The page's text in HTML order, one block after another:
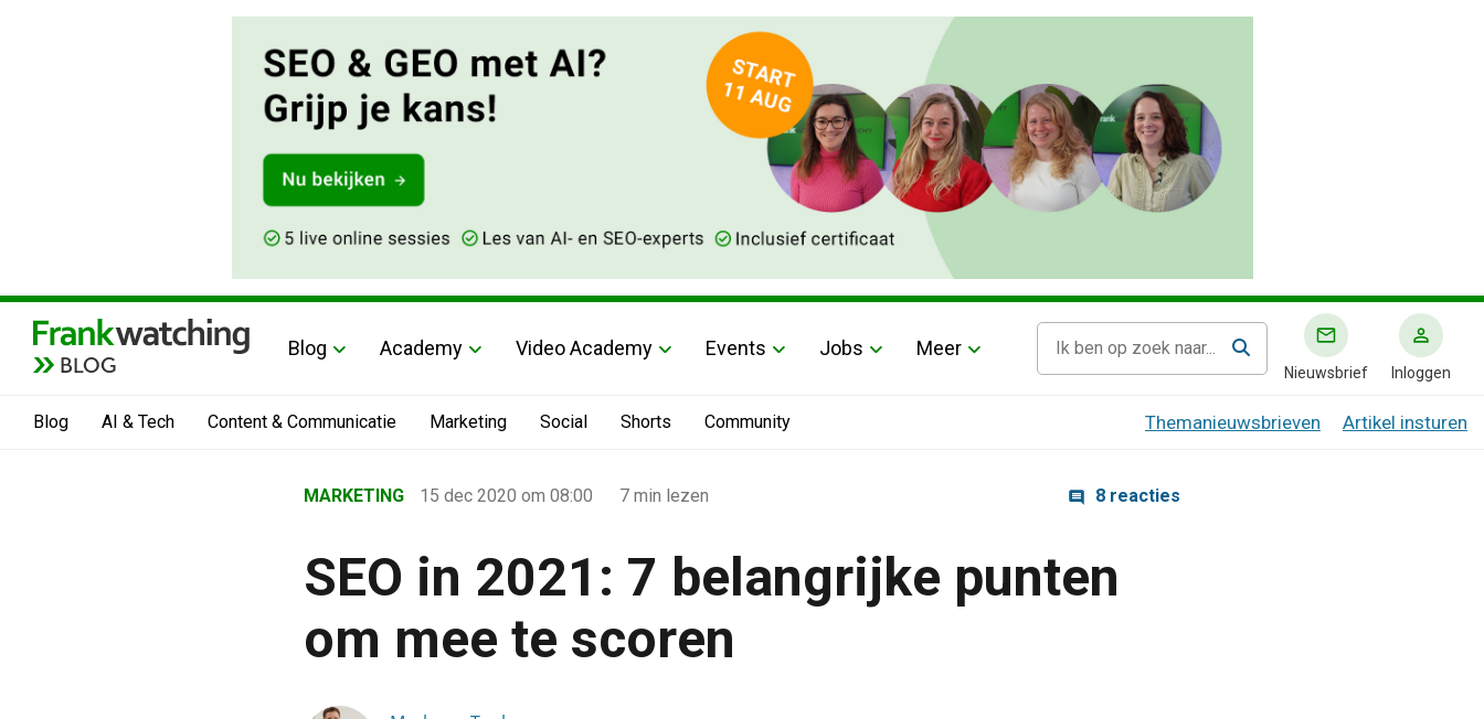
BLOG
Blog Academy Video Academy Events Jobs Meer
Nieuwsbrief Inloggen
Blog AI & Tech Content & Communicatie Marketing Social Shorts Community Themanieuwsbrieven Artikel insturen
›
›
›
MARKETING 15 dec 2020 om 08:00 7 min lezen 8 reacties
SEO in 2021: 7 belangrijke punten
om mee te scoren